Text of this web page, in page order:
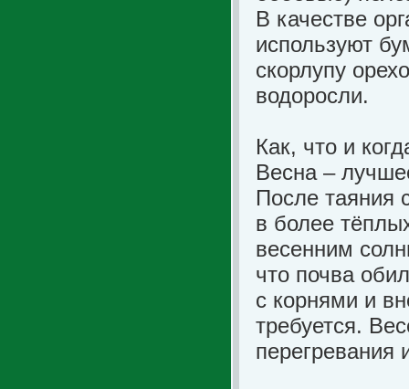
В качестве
используют
скорлупу
водоросли.
Как, что и
Весна –
После таяния
в более
весенним
что почва
с корнями и
требуется.
перегревания